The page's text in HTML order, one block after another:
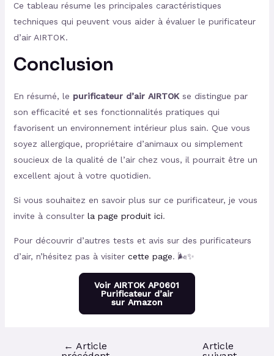
Ce tableau résume les principales caractéristiques
techniques qui peuvent vous aider à évaluer le purificateur
d’air AIRTOK.
Conclusion
En résumé, le purificateur d’air AIRTOKse distingue par
son efficacité et ses fonctionnalités pratiques qui
favorisent un environnement intérieur plus sain. Que vous
soyez allergique, propriétaire d’animaux ou simplement
soucieux de la qualité de l’air chez vous, il pourrait être un
excellent ajout à votre quotidien.
Si vous souhaitez en savoir plus sur ce purificateur, je vous
invite à consulter la page produit ici.
Pour découvrir d’autres tests et avis sur des purificateurs
d’air, n’hésitez pas à visiter cette page. 🌬️✨
Voir AIRTOK AP0601
Purificateur d’air
sur Amazon
← Article
Article